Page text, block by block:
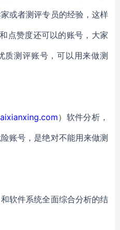
或者测评专员的经验，这样
点赞度还可以的账号，大家
质测评账号，可以用来做测
）软件分析，
账号，是绝对不能用来做测
软件系统全面综合分析的结